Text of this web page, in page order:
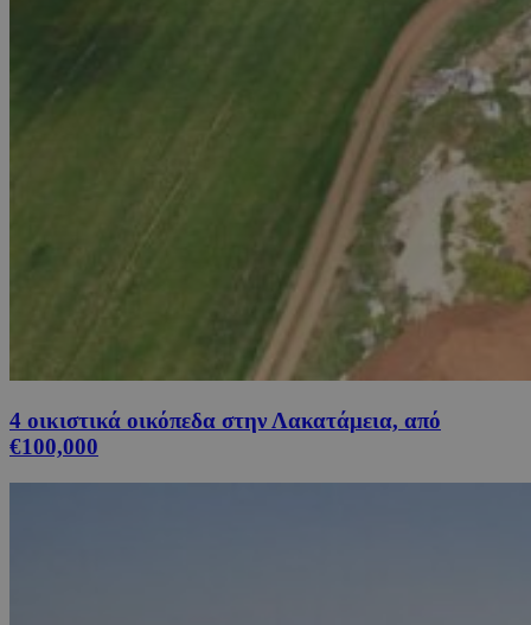
4 οικιστικά οικόπεδα στην Λακατάμεια, από
€100,000